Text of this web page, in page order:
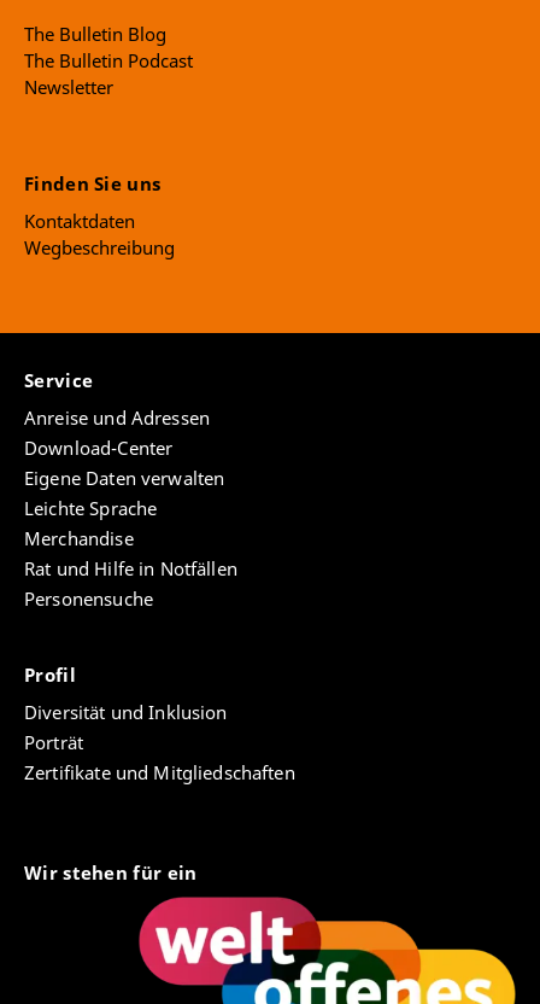
The Bulletin Blog
The Bulletin Podcast
Newsletter
Finden Sie uns
Kontaktdaten
Wegbeschreibung
Service
Anreise und Adressen
Download-Center
Eigene Daten verwalten
Leichte Sprache
Merchandise
Rat und Hilfe in Notfällen
Personensuche
Profil
Diversität und Inklusion
Porträt
Zertifikate und Mitgliedschaften
Wir stehen für ein